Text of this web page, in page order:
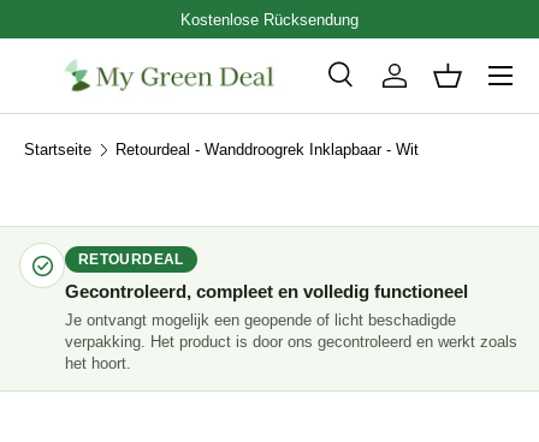
Direkt zum Inhalt
Kostenlose Rücksendung
Suchen
Art
SucheEinloggen
Menü
Startseite Retourdeal - Wanddroogrek Inklapbaar - Wit
RETOURDEAL
Gecontroleerd, compleet en volledig functioneel
Je ontvangt mogelijk een geopende of licht beschadigde
verpakking. Het product is door ons gecontroleerd en werkt zoals
het hoort.